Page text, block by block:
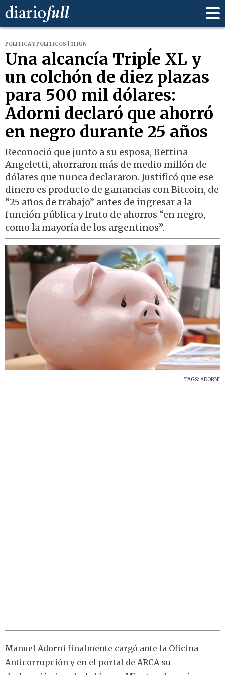
POLITICA Y POLITICOS | 11 JUN
Una alcancía Tripĺe XL y
un colchón de diez plazas
para 500 mil dólares:
Adorni declaró que ahorró
en negro durante 25 años
Reconoció que junto a su esposa, Bettina
Angeletti, ahorraron más de medio millón de
dólares que nunca declararon. Justificó que ese
dinero es producto de ganancias con Bitcoin, de
“25 años de trabajo” antes de ingresar a la
función pública y fruto de ahorros “en negro,
como la mayoría de los argentinos”.
TAGS: ADORNI
Manuel Adorni finalmente cargó ante la Oficina
Anticorrupción y en el portal de ARCA su